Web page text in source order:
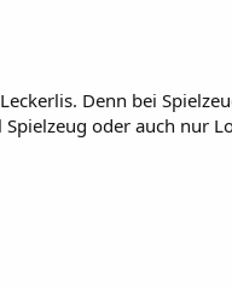
Denn bei
oder auch nur